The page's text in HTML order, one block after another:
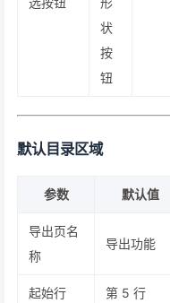
状
按
钮
默认目录区域
参数 默认值
导出页名
称
导出功能
起始行 第 5 行